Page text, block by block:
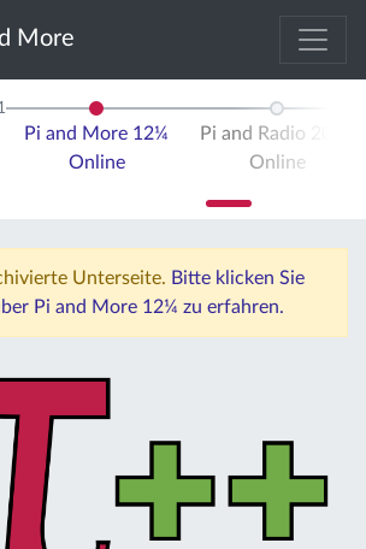
More
Pi and More 12¼
Online
Pi and Radio 2021
Online
Unterseite. Bitte klicken Sie
Pi and More 12¼ zu erfahren.